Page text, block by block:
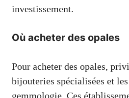
investissement.
Où acheter des opales
Pour acheter des opales,
bijouteries spécialisées et
gemmologie. Ces